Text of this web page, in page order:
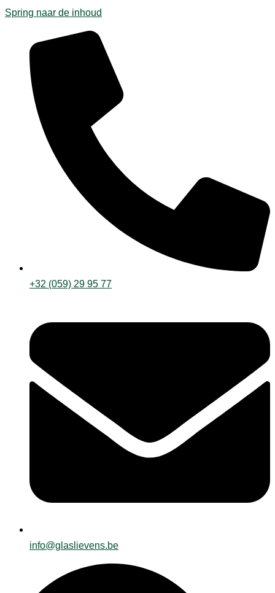
Spring naar de inhoud
+32 (059) 29 95 77
info@glaslievens.be